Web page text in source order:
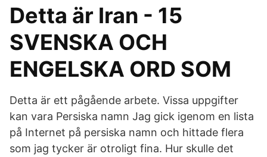
Detta är Iran - 15
SVENSKA OCH
ENGELSKA ORD SOM
Detta är ett pågående arbete. Vissa uppgifter
kan vara Persiska namn Jag gick igenom en lista
på Internet på persiska namn och hittade flera
som jag tycker är otroligt fina. Hur skulle det